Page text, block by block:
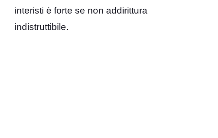
interisti è forte se non addirittura
indistruttibile.